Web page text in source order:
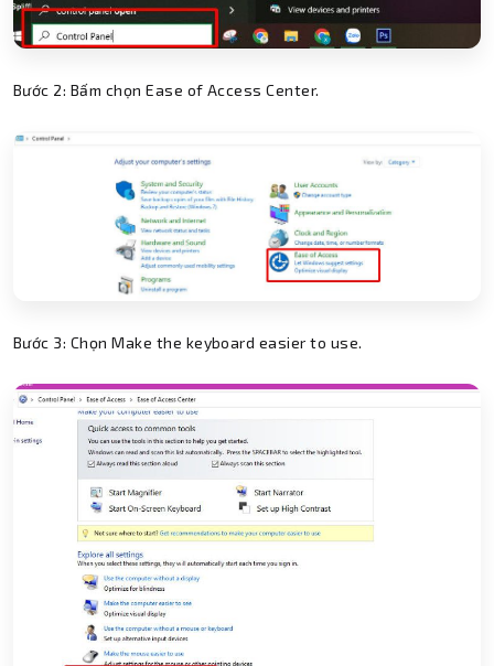
Bước 2: Bấm chọn Ease of Access Center.
Bước 3: Chọn Make the keyboard easier to use.